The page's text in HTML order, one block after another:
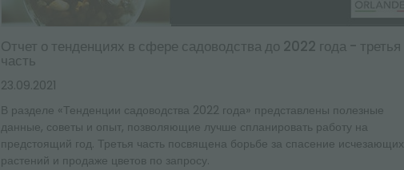
Отчет о тенденциях в сфере садоводства до 2022 года - третья
часть
23.09.2021
В разделе «Тенденции садоводства 2022 года» представлены полезные
данные, советы и опыт, позволяющие лучше спланировать работу на
предстоящий год. Третья часть посвящена борьбе за спасение исчезающих
растений и продаже цветов по запросу.